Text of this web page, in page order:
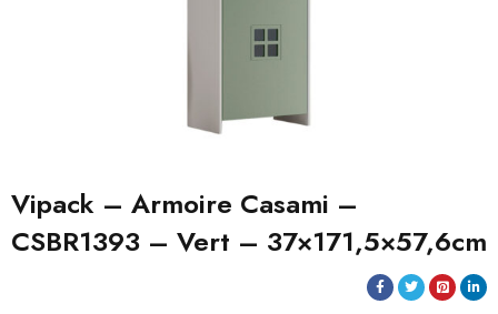
Vipack – Armoire Casami –
CSBR1393 – Vert – 37×171,5×57,6cm